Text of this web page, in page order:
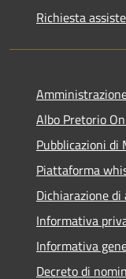
Richiesta
Albo Pretorio
Pubblicazioni di
Piattaforma
Dichiarazione
Informativa
Informativa
Decreto di